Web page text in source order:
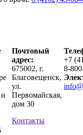
Почтовый
адрес:
675002, г.
Благовещенск,
ул.
Первомайская,
дом 30
Контакты
+7
8-